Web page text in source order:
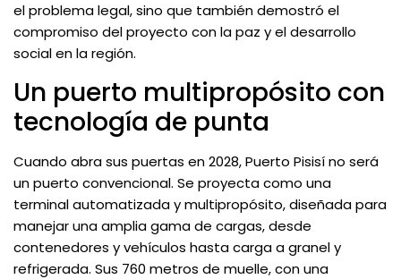
el problema legal, sino que también demostró el
compromiso del proyecto con la paz y el desarrollo
social en la región.
Un puerto multipropósito con
tecnología de punta
Cuando abra sus puertas en 2028, Puerto Pisisí no será
un puerto convencional. Se proyecta como una
terminal automatizada y multipropósito, diseñada para
manejar una amplia gama de cargas, desde
contenedores y vehículos hasta carga a granel y
refrigerada. Sus 760 metros de muelle, con una